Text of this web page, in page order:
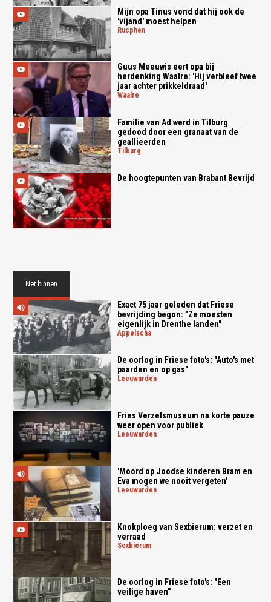
Mijn opa Tinus vond dat hij ook de
'vijand' moest helpen
rucphen
Guus Meeuwis eert opa bij
herdenking Waalre: 'Hij verbleef twee
jaar achter prikkeldraad'
waalre
Familie van Ad werd in Tilburg
gedood door een granaat van de
geallieerden
tilburg
De hoogtepunten van Brabant Bevrijd
Net binnen
Exact 75 jaar geleden dat Friese
bevrijding begon: "Ze moesten
eigenlijk in Drenthe landen"
appelscha
De oorlog in Friese foto's: "Auto's met
paarden en op gas"
leeuwarden
Fries Verzetsmuseum na korte pauze
weer open voor publiek
leeuwarden
'Moord op Joodse kinderen Bram en
Eva mogen we nooit vergeten'
leeuwarden
Knokploeg van Sexbierum: verzet en
verraad
sexbierum
De oorlog in Friese foto's: "Een
veilige haven"